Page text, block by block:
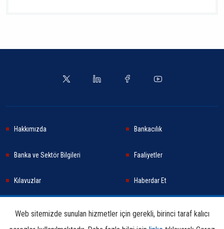
Hakkımızda Bankacılık
Banka ve Sektör Bilgileri Faaliyetler
Kılavuzlar Haberdar Et
Web sitemizde sunulan hizmetler için gerekli, birinci taraf kalıcı